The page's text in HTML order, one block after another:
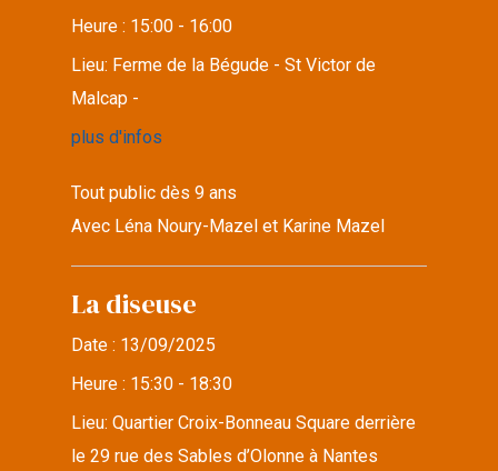
Heure : 15:00 - 16:00
Lieu: Ferme de la Bégude - St Victor de
Malcap -
plus d'infos
Tout public dès 9 ans
Avec Léna Noury-Mazel et Karine Mazel
La diseuse
Date : 13/09/2025
Heure : 15:30 - 18:30
Lieu:Quartier Croix-Bonneau Square derrière
le 29 rue des Sables d’Olonne à Nantes